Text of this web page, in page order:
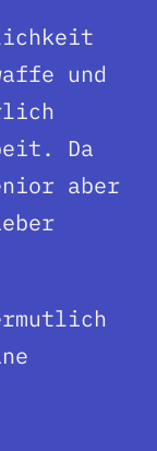
und
Da
aber